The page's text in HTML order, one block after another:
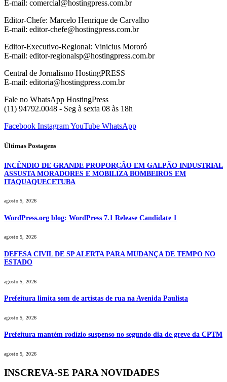
E-mail: comercial@hostingpress.com.br
Editor-Chefe: Marcelo Henrique de Carvalho
E-mail: editor-chefe@hostingpress.com.br
Editor-Executivo-Regional: Vinicius Mororó
E-mail: editor-regionalsp@hostingpress.com.br
Central de Jornalismo HostingPRESS
E-mail: editoria@hostingpress.com.br
Fale no WhatsApp HostingPress
(11) 94792.0048 - Seg à sexta 08 às 18h
Facebook InstagramYouTube WhatsApp
Últimas Postagens
INCÊNDIO DE GRANDE PROPORÇÃO EM GALPÃO INDUSTRIAL
ASSUSTA MORADORES E MOBILIZA BOMBEIROS EM
ITAQUAQUECETUBA
agosto 5, 2026
WordPress.org blog: WordPress 7.1 Release Candidate 1
agosto 5, 2026
DEFESA CIVIL DE SP ALERTA PARA MUDANÇA DE TEMPO NO
ESTADO
agosto 5, 2026
Prefeitura limita som de artistas de rua na Avenida Paulista
agosto 5, 2026
Prefeitura mantém rodízio suspenso no segundo dia de greve da CPTM
agosto 5, 2026
INSCREVA-SE PARA NOVIDADES